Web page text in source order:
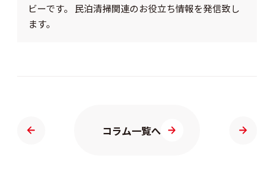
ビーです。 民泊清掃関連のお役立ち情報を発信致し
ます。
コラム一覧へ